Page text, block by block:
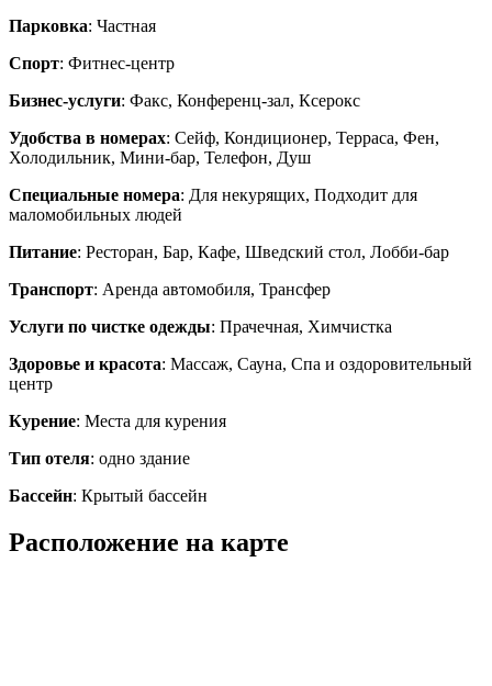
Парковка: Частная
Спорт: Фитнес-центр
Бизнес-услуги: Факс, Конференц-зал, Ксерокс
Удобства в номерах: Сейф, Кондиционер, Терраса, Фен,
Холодильник, Мини-бар, Телефон, Душ
Специальные номера: Для некурящих, Подходит для
маломобильных людей
Питание: Ресторан, Бар, Кафе, Шведский стол, Лобби-бар
Транспорт: Аренда автомобиля, Трансфер
Услуги по чистке одежды: Прачечная, Химчистка
Здоровье и красота: Массаж, Сауна, Спа и оздоровительный
центр
Курение: Места для курения
Тип отеля: одно здание
Бассейн: Крытый бассейн
Расположение на карте